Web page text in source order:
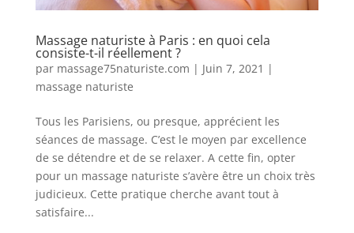
Massage naturiste à Paris : en quoi cela
consiste-t-il réellement ?
par massage75naturiste.com | Juin 7, 2021 |
massage naturiste
Tous les Parisiens, ou presque, apprécient les
séances de massage. C’est le moyen par excellence
de se détendre et de se relaxer. A cette fin, opter
pour un massage naturiste s’avère être un choix très
judicieux. Cette pratique cherche avant tout à
satisfaire...